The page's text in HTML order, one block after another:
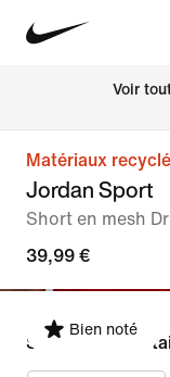
Voir
Matériaux
Jordan Sport
Short en mesh
39,99 €
Bien noté
Sélectionner la